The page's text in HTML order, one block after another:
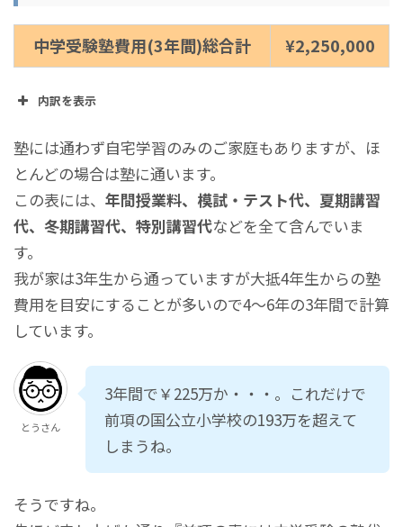
中学受験塾費用(3年間)総合計 ¥2,250,000
内訳を表示
小学４年(年間)
¥450,000
小学５年(年間)
小学６年(年間)
¥1,100,000
塾には通わず自宅学習のみのご家庭もありますが、ほ
とんどの場合は塾に通います。
この表には、 年間授業料、模試・テスト代、夏期講習
代、冬期講習代、特別講習代などを全て含んでいま
す。
我が家は3年生から通っていますが大抵4年生からの塾
費用を目安にすることが多いので4～6年の3年間で計算
しています。
とうさん
3年間で￥225万か・・・。これだけで
前項の国公立小学校の193万を超えて
しまうね。
そうですね。